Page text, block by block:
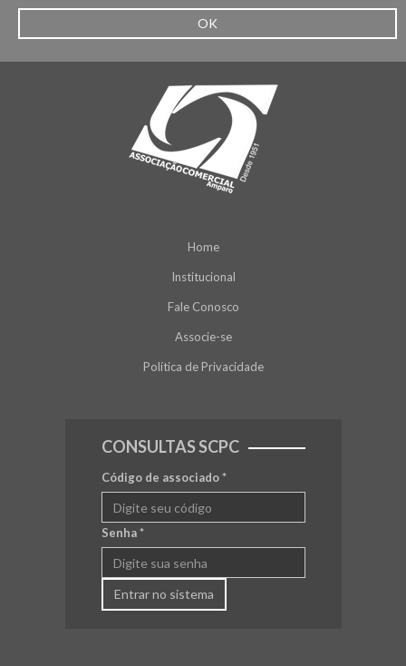
OK
Home
Institucional
Fale Conosco
Associe-se
Política de Privacidade
CONSULTAS SCPC
Código de associado*
Senha*
Entrar no sistema